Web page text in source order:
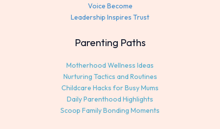
Voice Become
Leadership Inspires Trust
Parenting Paths
Motherhood Wellness Ideas
Nurturing Tactics and Routines
Childcare Hacks for Busy Mums
Daily Parenthood Highlights
Scoop Family Bonding Moments